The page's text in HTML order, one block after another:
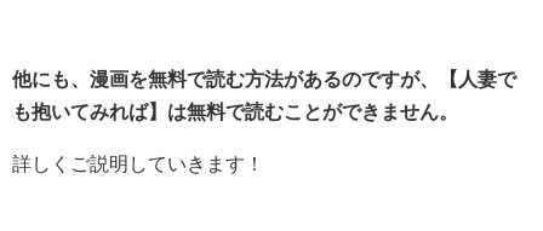
他にも、漫画を無料で読む方法があるのですが、【人妻で
も抱いてみれば】は無料で読むことができません。
詳しくご説明していきます！